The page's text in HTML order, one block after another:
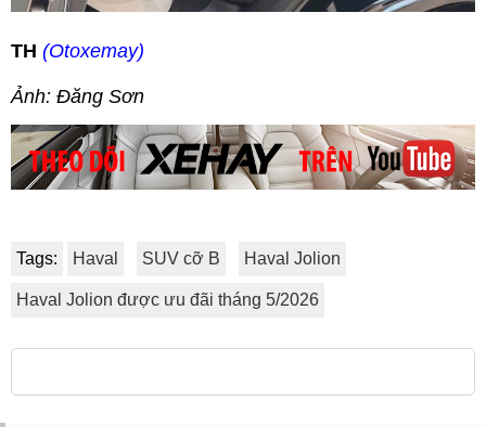
TH (Otoxemay)
Ảnh: Đăng Sơn
Tags: Haval SUV cỡ B Haval Jolion
Haval Jolion được ưu đãi tháng 5/2026